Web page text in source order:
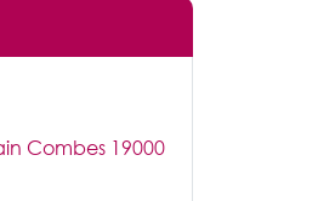
Combes 19000